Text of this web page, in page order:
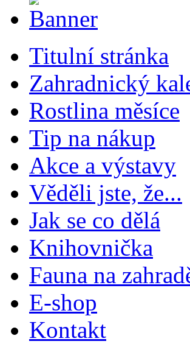
Titulní stránka
Zahradnický
Rostlina měsíce
Tip na nákup
Akce a výstavy
Věděli jste, že...
Jak se co dělá
Knihovnička
Fauna na
E-shop
Kontakt